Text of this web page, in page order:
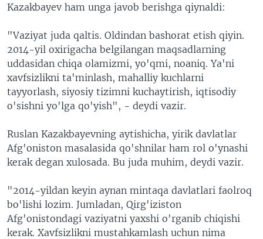
Kazakbayev ham unga javob berishga qiynaldi:
"Vaziyat juda qaltis. Oldindan bashorat etish qiyin.
2014-yil oxirigacha belgilangan maqsadlarning
uddasidan chiqa olamizmi, yo'qmi, noaniq. Ya'ni
xavfsizlikni ta'minlash, mahalliy kuchlarni
tayyorlash, siyosiy tizimni kuchaytirish, iqtisodiy
o'sishni yo'lga qo'yish", - deydi vazir.
Ruslan Kazakbayevning aytishicha, yirik davlatlar
Afg'oniston masalasida qo'shnilar ham rol o'ynashi
kerak degan xulosada. Bu juda muhim, deydi vazir.
"2014-yildan keyin aynan mintaqa davlatlari faolroq
bo'lishi lozim. Jumladan, Qirg'iziston
Afg'onistondagi vaziyatni yaxshi o'rganib chiqishi
kerak. Xavfsizlikni mustahkamlash uchun nima